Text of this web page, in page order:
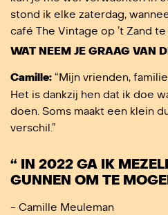
stond ik elke zaterdag,
café The Vintage op ’t Zand
WAT NEEM JE GRAAG VAN
Camille: “Mijn vrienden,
Het is dankzij hen dat ik doe
doen. Soms maakt een klein
verschil.”
“ IN 2022 GA IK
GUNNEN OM TE
- Camille Meuleman